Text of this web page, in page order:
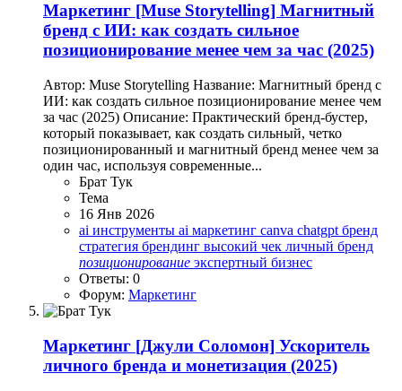
Маркетинг [Muse Storytelling] Магнитный
бренд с ИИ: как создать сильное
позиционирование менее чем за час (2025)
Автор: Muse Storytelling Название: Магнитный бренд с
ИИ: как создать сильное позиционирование менее чем
за час (2025) Описание: Практический бренд-бустер,
который показывает, как создать сильный, четко
позиционированный и магнитный бренд менее чем за
один час, используя современные...
Брат Тук
Тема
16 Янв 2026
ai инструменты ai маркетинг canva chatgpt бренд
стратегия брендинг высокий чек личный бренд
позиционирование экспертный бизнес
Ответы: 0
Форум: Маркетинг
Маркетинг [Джули Соломон] Ускоритель
личного бренда и монетизация (2025)